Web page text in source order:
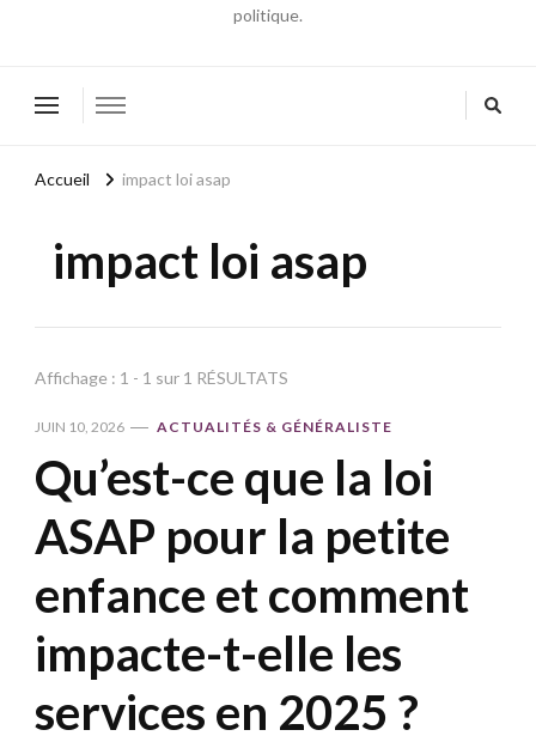
politique.
Accueil impact loi asap
impact loi asap
Affichage : 1 - 1 sur 1 RÉSULTATS
JUIN 10, 2026 ACTUALITÉS & GÉNÉRALISTE
Qu’est-ce que la loi
ASAP pour la petite
enfance et comment
impacte-t-elle les
services en 2025 ?